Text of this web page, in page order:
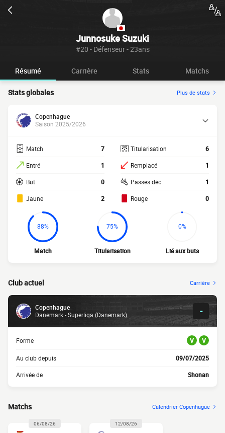
Junnosuke Suzuki
#20 - Défenseur - 23ans
Résumé Carrière Stats Matchs
Stats globales Plus de stats
Copenhague
Saison 2025/2026
Match 7
Entré 1
But 0
Jaune 2
Titularisation 6
Remplacé 1
Passes déc. 1
Rouge 0
88%
Match
75%
Titularisation
0%
Lié aux buts
Club actuel Carrière
Copenhague
Danemark - Superliga (Danemark)
-
Forme V V
Au club depuis 09/07/2025
Arrivée de Shonan
Matchs Calendrier Copenhague
06/08/26 12/08/26